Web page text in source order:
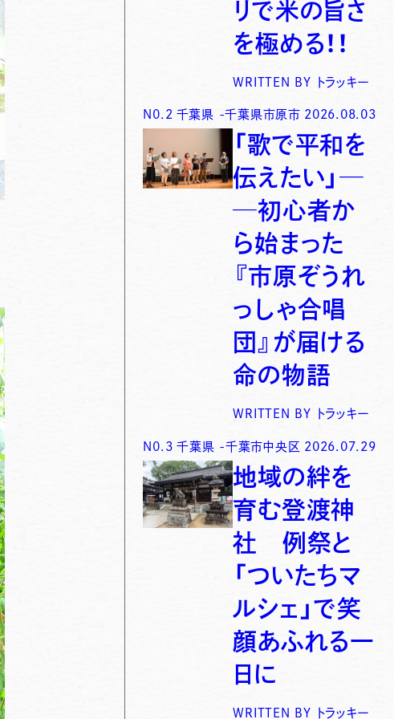
リで米の旨さ
を極める！！
WRITTEN BY トラッキー
N0. 2 千葉県 -千葉県市原市 2026.08.03
「歌で平和を
伝えたい」─
─初心者か
ら始まった
『市原ぞうれ
っしゃ合唱
団』が届ける
命の物語
WRITTEN BY トラッキー
N0. 3 千葉県 -千葉市中央区 2026.07.29
地域の絆を
育む登渡神
社 例祭と
「ついたちマ
ルシェ」で笑
顔あふれる一
日に
WRITTEN BY トラッキー